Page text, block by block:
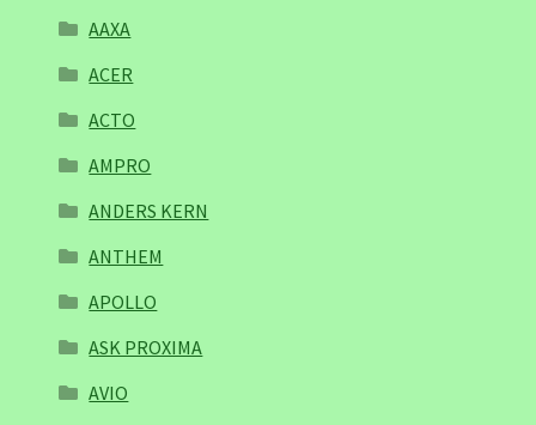
AAXA
ACER
ACTO
AMPRO
ANDERS KERN
ANTHEM
APOLLO
ASK PROXIMA
AVIO